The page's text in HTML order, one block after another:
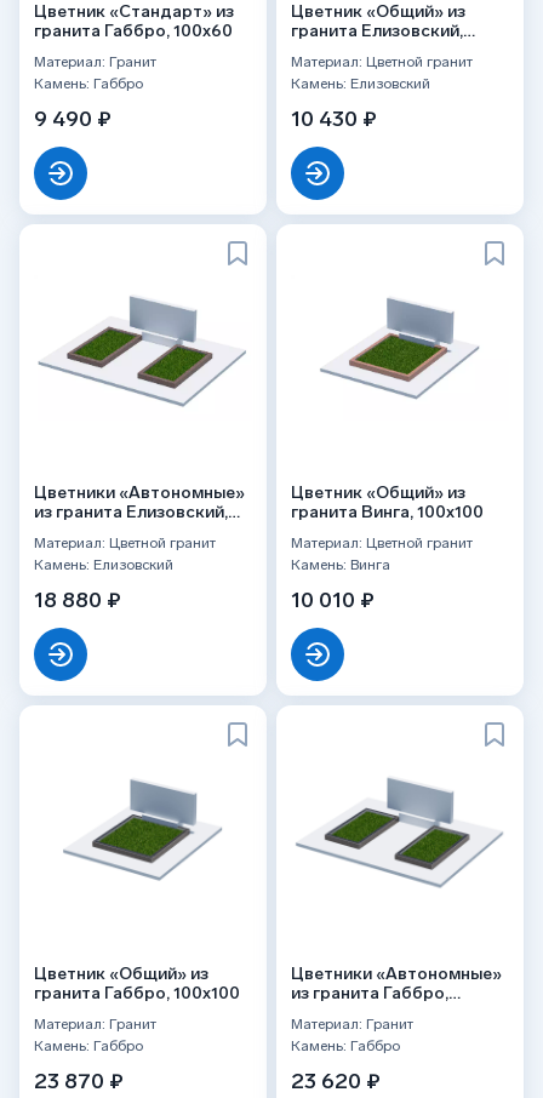
Цветник «Стандарт» из
гранита Габбро, 100x60
Материал: Гранит
Камень: Габбро
9 490 ₽
Цветник «Общий» из
гранита Елизовский,
Материал: Цветной гранит
Камень: Елизовский
10 430 ₽
Цветники «Автономные»
из гранита Елизовский,
Материал: Цветной гранит
Камень: Елизовский
18 880 ₽
Цветник «Общий» из
гранита Винга, 100x100
Материал: Цветной гранит
Камень: Винга
10 010 ₽
Цветник «Общий» из
гранита Габбро, 100x100
Материал: Гранит
Камень: Габбро
23 870 ₽
Цветники «Автономные»
из гранита Габбро,
Материал: Гранит
Камень: Габбро
23 620 ₽